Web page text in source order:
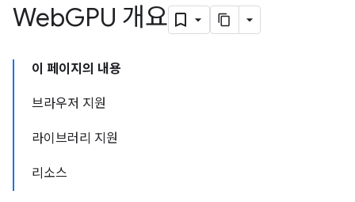
WebGPU 개요
이 페이지의 내용
브라우저 지원
라이브러리 지원
리소스